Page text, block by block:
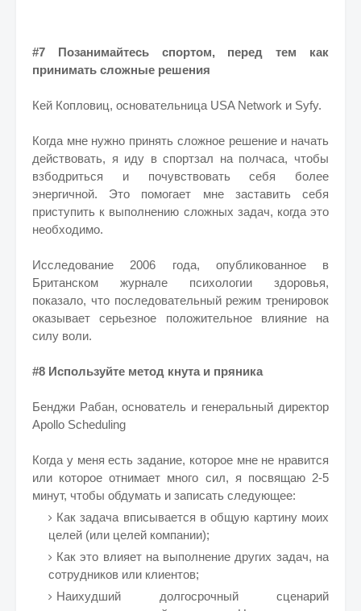
#7 Позанимайтесь спортом, перед тем как
принимать сложные решения
Кей Копловиц, основательница USA Network и Syfy.
Когда мне нужно принять сложное решение и начать
действовать, я иду в спортзал на полчаса, чтобы
взбодриться и почувствовать себя более
энергичной. Это помогает мне заставить себя
приступить к выполнению сложных задач, когда это
необходимо.
Исследование 2006 года, опубликованное в
Британском журнале психологии здоровья,
показало, что последовательный режим тренировок
оказывает серьезное положительное влияние на
силу воли.
#8 Используйте метод кнута и пряника
Бенджи Рабан, основатель и генеральный директор
Apollo Scheduling
Когда у меня есть задание, которое мне не нравится
или которое отнимает много сил, я посвящаю 2-5
минут, чтобы обдумать и записать следующее:
Как задача вписывается в общую картину моих
целей (или целей компании);
Как это влияет на выполнение других задач, на
сотрудников или клиентов;
Наихудший долгосрочный сценарий